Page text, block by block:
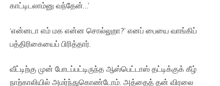
காட்டிடலாம்னு வந்தேன்…’
‘என்னடா எம் மக என்ன சொல்லுறா?’ எனப் பையை வாங்கிப்
பத்திரிகையைப் பிரித்தார்.
வீட்டிற்கு முன் போடப்பட்டிருந்த ஆஸ்பெட்டாஸ் தட்டிக்குக் கீழ்
நாற்காலியில் அமர்ந்துகொண்டோம். அத்தைத் தன் விரலை